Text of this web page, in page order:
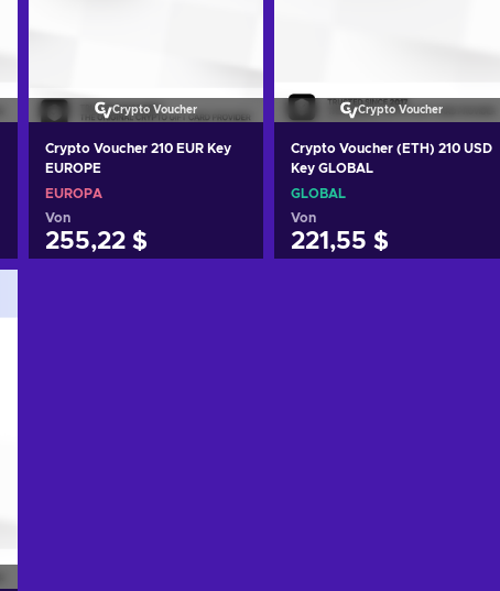
Crypto Voucher
Crypto Voucher 210 EUR Key
EUROPE
EUROPA
Von
255,22 $
Crypto Voucher
Crypto Voucher (ETH) 210 USD
Key GLOBAL
GLOBAL
Von
221,55 $